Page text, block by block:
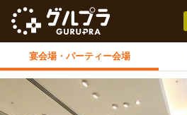
宴会場・ パーティー会場